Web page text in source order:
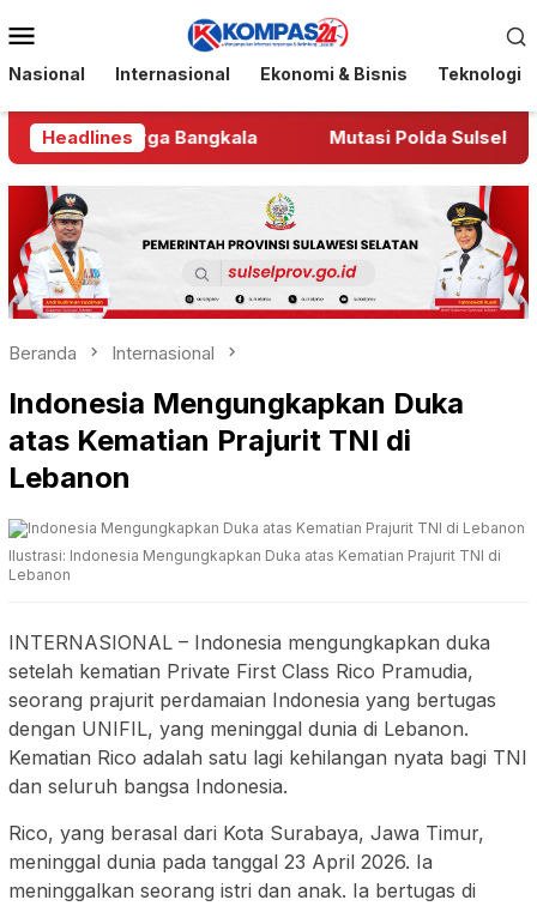
ke
kontenMobile
Nasional Internasional Ekonomi & Bisnis Teknologi
Headlines
Pria Warga Bangkala Mutasi Polda Sulsel,
Beranda Internasional
Indonesia Mengungkapkan Duka
atas Kematian Prajurit TNI di
Lebanon
Ilustrasi: Indonesia Mengungkapkan Duka atas Kematian Prajurit TNI di
Lebanon
INTERNASIONAL – Indonesia mengungkapkan duka
setelah kematian Private First Class Rico Pramudia,
seorang prajurit perdamaian Indonesia yang bertugas
dengan UNIFIL, yang meninggal dunia di Lebanon.
Kematian Rico adalah satu lagi kehilangan nyata bagi TNI
dan seluruh bangsa Indonesia.
Rico, yang berasal dari Kota Surabaya, Jawa Timur,
meninggal dunia pada tanggal 23 April 2026. Ia
meninggalkan seorang istri dan anak. Ia bertugas di